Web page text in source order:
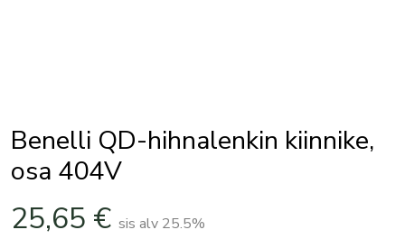
Benelli QD-hihnalenkin kiinnike,
osa 404V
25,65 € sis alv 25.5%